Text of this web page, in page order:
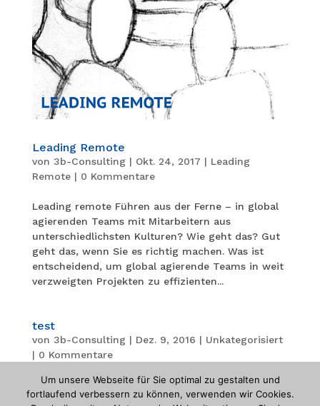
Leading Remote
von 3b-Consulting | Okt. 24, 2017 | Leading
Remote| 0 Kommentare
Leading remote Führen aus der Ferne – in global
agierenden Teams mit Mitarbeitern aus
unterschiedlichsten Kulturen? Wie geht das? Gut
geht das, wenn Sie es richtig machen. Was ist
entscheidend, um global agierende Teams in weit
verzweigten Projekten zu effizienten...
test
von 3b-Consulting | Dez. 9, 2016 | Unkategorisiert
| 0 Kommentare
Um unsere Webseite für Sie optimal zu gestalten und
fortlaufend verbessern zu können, verwenden wir Cookies.